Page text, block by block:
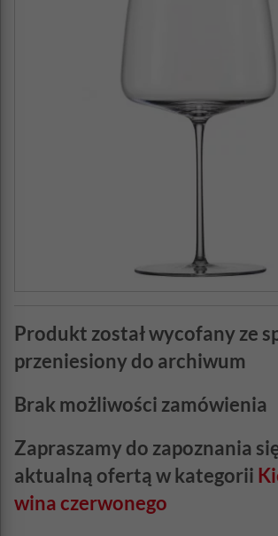
Produkt został wycofany ze
przeniesiony do archiwum
Brak możliwości zamówienia
Zapraszamy do zapoznania
aktualną ofertą w kategorii
wina czerwonego